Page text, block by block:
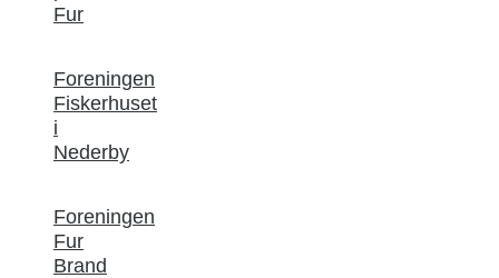
Fur
Foreningen
Fiskerhuset
i
Nederby
Foreningen
Fur
Brand